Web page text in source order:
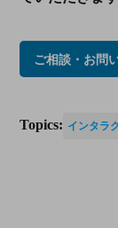
ご相談・お問
Topics: インタラ